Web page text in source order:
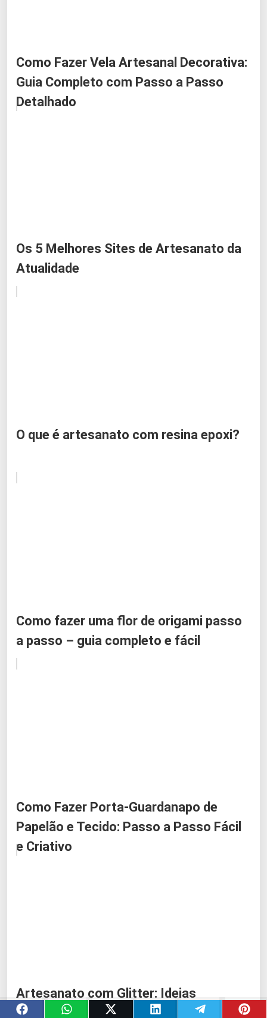
Como Fazer Vela Artesanal Decorativa:
Guia Completo com Passo a Passo
Detalhado
Os 5 Melhores Sites de Artesanato da
Atualidade
O que é artesanato com resina epoxi?
Como fazer uma flor de origami passo
a passo – guia completo e fácil
Como Fazer Porta-Guardanapo de
Papelão e Tecido: Passo a Passo Fácil
e Criativo
Artesanato com Glitter: Ideias
Criativas e Passo a Passo para Brilhar